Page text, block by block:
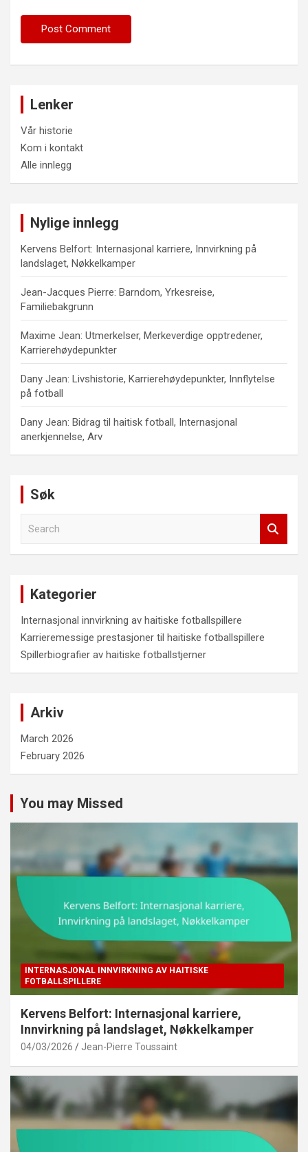
Lenker
Vår historie
Kom i kontakt
Alle innlegg
Nylige innlegg
Kervens Belfort: Internasjonal karriere, Innvirkning på
landslaget, Nøkkelkamper
Jean-Jacques Pierre: Barndom, Yrkesreise,
Familiebakgrunn
Maxime Jean: Utmerkelser, Merkeverdige opptredener,
Karrierehøydepunkter
Dany Jean: Livshistorie, Karrierehøydepunkter, Innflytelse
på fotball
Dany Jean: Bidrag til haitisk fotball, Internasjonal
anerkjennelse, Arv
Søk
Kategorier
Internasjonal innvirkning av haitiske fotballspillere
Karrieremessige prestasjoner til haitiske fotballspillere
Spillerbiografier av haitiske fotballstjerner
Arkiv
March 2026
February 2026
You may Missed
INTERNASJONAL INNVIRKNING AV HAITISKE
FOTBALLSPILLERE
Kervens Belfort: Internasjonal karriere,
Innvirkning på landslaget, Nøkkelkamper
04/03/2026 Jean-Pierre Toussaint